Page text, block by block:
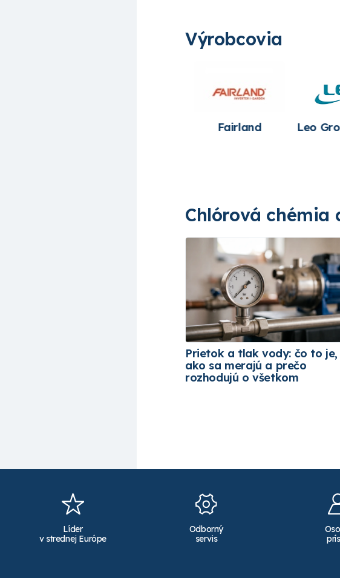
Výrobcovia
Fairland Leo
Chlórová chémia
Prietok a tlak vody: čo to je,
ako sa merajú a prečo
rozhodujú o všetkom
Líder
v strednej Európe
Odborný
servis